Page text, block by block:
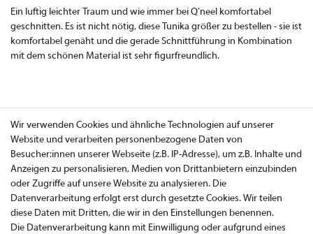
Ein luftig leichter Traum und wie immer bei Q'neel komfortabel
geschnitten. Es ist nicht nötig, diese Tunika größer zu bestellen - sie ist
komfortabel genäht und die gerade Schnittführung in Kombination
mit dem schönen Material ist sehr figurfreundlich.
Wir verwenden Cookies und ähnliche Technologien auf unserer
Website und verarbeiten personenbezogene Daten von
Besucher:innen unserer Webseite (z.B. IP-Adresse), um z.B. Inhalte und
Anzeigen zu personalisieren, Medien von Drittanbietern einzubinden
oder Zugriffe auf unsere Website zu analysieren. Die
Datenverarbeitung erfolgt erst durch gesetzte Cookies. Wir teilen
diese Daten mit Dritten, die wir in den Einstellungen benennen.
Die Datenverarbeitung kann mit Einwilligung oder aufgrund eines